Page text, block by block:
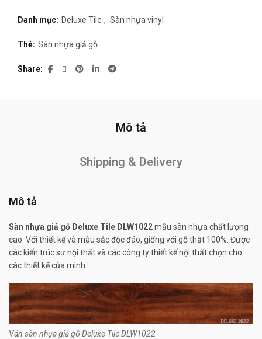
Danh mục: Deluxe Tile , Sàn nhựa vinyl
Thẻ: Sàn nhựa giả gỗ
Share
Mô tả
Shipping & Delivery
Mô tả
Sàn nhựa giả gỗ Deluxe Tile DLW1022mẫu sàn nhựa chất lượng
cao. Với thiết kế và màu sắc độc đáo, giống với gỗ thật 100%. Được
các kiến trúc sư nội thất và các công ty thiết kế nội thất chọn cho
các thiết kế của mình.
Ván sàn nhựa giả gỗ Deluxe Tile DLW1022